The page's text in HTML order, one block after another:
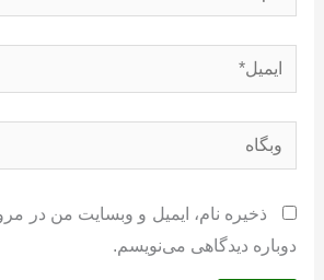
ایمیل*
وبگاه
ذخیره نام، ایمیل و وبسایت من در
دوباره دیدگاهی می‌نویسم.